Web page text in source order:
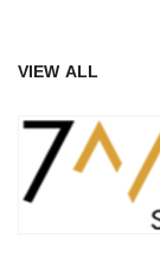
VIEW ALL